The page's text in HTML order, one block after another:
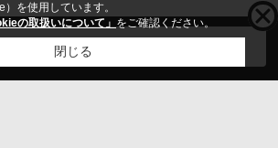
件をご覧の方にお勧めな物件
を使用しています。
の取扱いについて」 をご確認ください。
閉じる